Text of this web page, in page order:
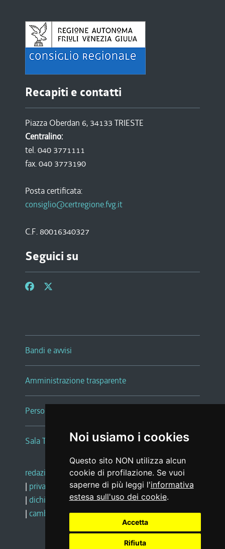
Noi usiamo i cookies
Questo sito NON utilizza alcun
cookie di profilazione. Se vuoi
saperne di più leggi l'informativa
estesa sull'uso dei cookie.
Accetta
Rifiuta
Recapiti e contatti
Piazza Oberdan 6, 34133 TRIESTE
Centralino:
tel. 040 3771111
fax. 040 3773190
Posta certificata:
consiglio@certregione.fvg.it
C.F. 80016340327
Seguici su
Bandi e avvisi
Amministrazione trasparente
Persone e Uffici
Sala Tiziano Tessitori
redazione web |note legali |glossario
| privacy
social media policy
| dichiarazione di accessibilità |feedback
| cambio preferenze cookie